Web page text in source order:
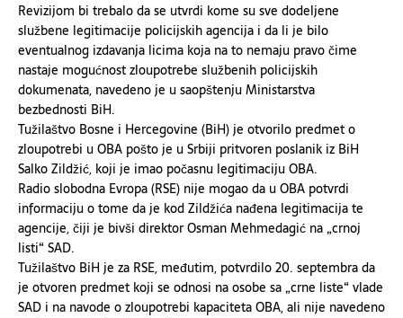
Revizijom bi trebalo da se utvrdi kome su sve dodeljene
službene legitimacije policijskih agencija i da li je bilo
eventualnog izdavanja licima koja na to nemaju pravo čime
nastaje mogućnost zloupotrebe službenih policijskih
dokumenata, navedeno je u saopštenju Ministarstva
bezbednosti BiH.
Tužilaštvo Bosne i Hercegovine (BiH) je otvorilo predmet o
zloupotrebi u OBA pošto je u Srbiji pritvoren poslanik iz BiH
Salko Zildžić, koji je imao počasnu legitimaciju OBA.
Radio slobodna Evropa (RSE) nije mogao da u OBA potvrdi
informaciju o tome da je kod Zildžića nađena legitimacija te
agencije, čiji je bivši direktor Osman Mehmedagić na „crnoj
listi“ SAD.
Tužilaštvo BiH je za RSE, međutim, potvrdilo 20. septembra da
je otvoren predmet koji se odnosi na osobe sa „crne liste“ vlade
SAD i na navode o zloupotrebi kapaciteta OBA, ali nije navedeno